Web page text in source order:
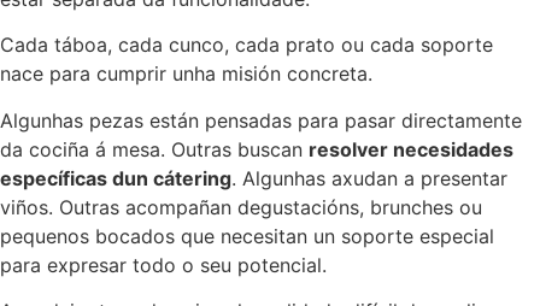
Cada táboa, cada cunco, cada prato ou cada soporte
nace para cumprir unha misión concreta.
Algunhas pezas están pensadas para pasar directamente
da cociña á mesa. Outras buscan resolver necesidades
específicas dun cátering. Algunhas axudan a presentar
viños. Outras acompañan degustacións, brunches ou
pequenos bocados que necesitan un soporte especial
para expresar todo o seu potencial.